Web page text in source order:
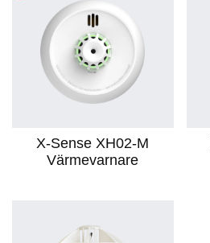
X-Sense XH02-M
Värmevarnare